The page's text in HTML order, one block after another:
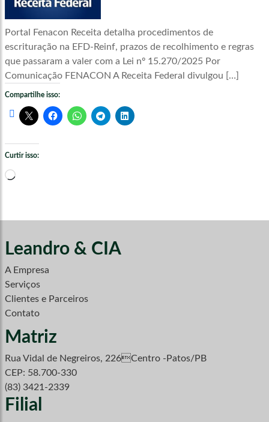
Portal Fenacon Receita detalha procedimentos de
escrituração na EFD-Reinf, prazos de recolhimento e regras
que passaram a valer com a Lei nº 15.270/2025 Por
Comunicação FENACON A Receita Federal divulgou […]
Compartilhe isso:
Curtir isso:
Carregando...
Leandro & CIA
A Empresa
Serviços
Clientes e Parceiros
Contato
Matriz
Rua Vidal de Negreiros, 226Centro -Patos/PB
CEP: 58.700-330
(83) 3421-2339
Filial